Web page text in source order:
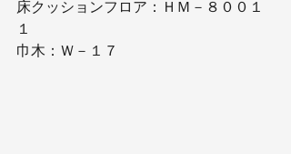
床クッションフロア：ＨＭ－８００１
１
巾木：Ｗ－１７